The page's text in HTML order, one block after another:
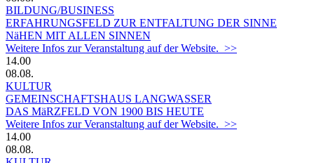
BILDUNG/BUSINESS
ERFAHRUNGSFELD ZUR ENTFALTUNG DER SINNE
NäHEN MIT ALLEN SINNEN
Weitere Infos zur Veranstaltung auf der Website. >>
14.00
08.08.
KULTUR
GEMEINSCHAFTSHAUS LANGWASSER
DAS MäRZFELD VON 1900 BIS HEUTE
Weitere Infos zur Veranstaltung auf der Website. >>
14.00
08.08.